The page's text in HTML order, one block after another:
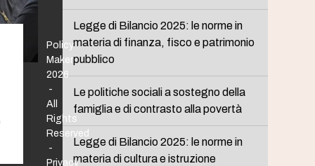
Legge di Bilancio 2025: le norme in
materia di finanza, fisco e patrimonio
pubblico
Le politiche sociali a sostegno della
famiglia e di contrasto alla povertà
Legge di Bilancio 2025: le norme in
materia di cultura e istruzione
Policy
Maker
2026
-
All
Rights
Reserved
-
Privacy